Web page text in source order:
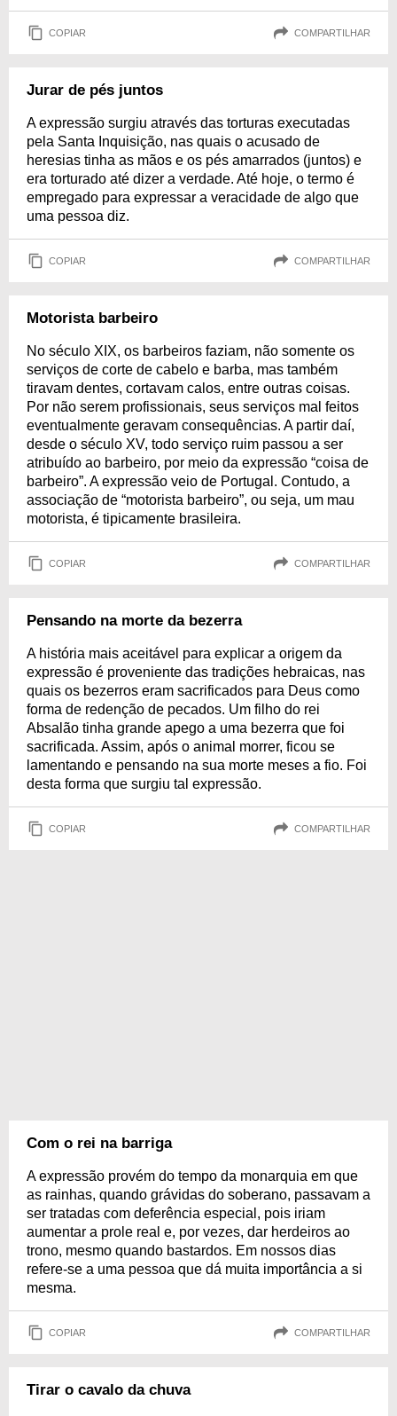
COPIAR COMPARTILHAR
Jurar de pés juntos
A expressão surgiu através das torturas executadas
pela Santa Inquisição, nas quais o acusado de
heresias tinha as mãos e os pés amarrados (juntos) e
era torturado até dizer a verdade. Até hoje, o termo é
empregado para expressar a veracidade de algo que
uma pessoa diz.
COPIAR COMPARTILHAR
Motorista barbeiro
No século XIX, os barbeiros faziam, não somente os
serviços de corte de cabelo e barba, mas também
tiravam dentes, cortavam calos, entre outras coisas.
Por não serem profissionais, seus serviços mal feitos
eventualmente geravam consequências. A partir daí,
desde o século XV, todo serviço ruim passou a ser
atribuído ao barbeiro, por meio da expressão “coisa de
barbeiro”. A expressão veio de Portugal. Contudo, a
associação de “motorista barbeiro”, ou seja, um mau
motorista, é tipicamente brasileira.
COPIAR COMPARTILHAR
Pensando na morte da bezerra
A história mais aceitável para explicar a origem da
expressão é proveniente das tradições hebraicas, nas
quais os bezerros eram sacrificados para Deus como
forma de redenção de pecados. Um filho do rei
Absalão tinha grande apego a uma bezerra que foi
sacrificada. Assim, após o animal morrer, ficou se
lamentando e pensando na sua morte meses a fio. Foi
desta forma que surgiu tal expressão.
COPIAR COMPARTILHAR
Com o rei na barriga
A expressão provém do tempo da monarquia em que
as rainhas, quando grávidas do soberano, passavam a
ser tratadas com deferência especial, pois iriam
aumentar a prole real e, por vezes, dar herdeiros ao
trono, mesmo quando bastardos. Em nossos dias
refere-se a uma pessoa que dá muita importância a si
mesma.
COPIAR COMPARTILHAR
Tirar o cavalo da chuva